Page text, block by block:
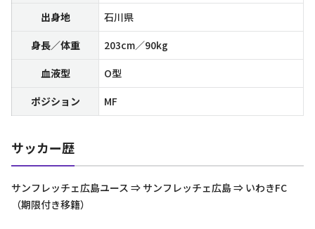
出身地
石川県
身長／体重
203cm／90kg
血液型
O型
ポジション
MF
サッカー歴
サンフレッチェ広島ユース ⇒ サンフレッチェ広島 ⇒ いわきFC
（期限付き移籍）